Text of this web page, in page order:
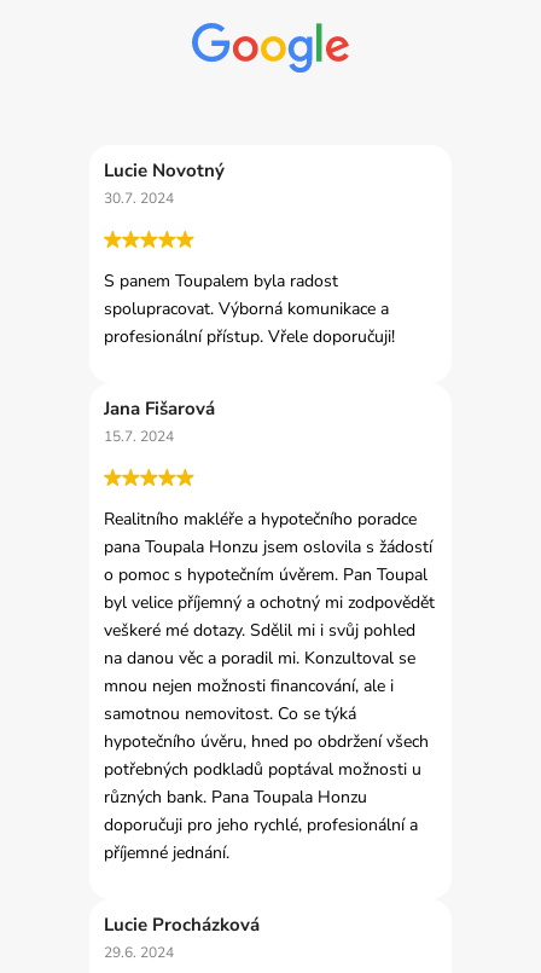
Lucie Novotný
30.7. 2024
S panem Toupalem byla radost
spolupracovat. Výborná komunikace a
profesionální přístup. Vřele doporučuji!
Jana Fišarová
15.7. 2024
Realitního makléře a hypotečního poradce
pana Toupala Honzu jsem oslovila s žádostí
o pomoc s hypotečním úvěrem. Pan Toupal
byl velice příjemný a ochotný mi zodpovědět
veškeré mé dotazy. Sdělil mi i svůj pohled
na danou věc a poradil mi. Konzultoval se
mnou nejen možnosti financování, ale i
samotnou nemovitost. Co se týká
hypotečního úvěru, hned po obdržení všech
potřebných podkladů poptával možnosti u
různých bank. Pana Toupala Honzu
doporučuji pro jeho rychlé, profesionální a
příjemné jednání.
Lucie Procházková
29.6. 2024